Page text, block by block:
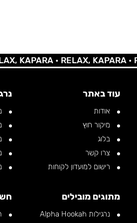
KAPARA •RELAX, KAPARA •
עוד באתר
אודות
מיקור חוץ
בלוג
צרו קשר
רישום למועדון לקוחות
מתוגים מובילים
נרגילות Alpha Hookah